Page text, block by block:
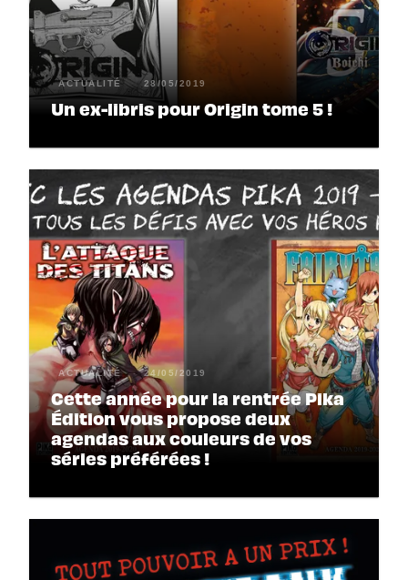
ACTUALITÉ 28/05/2019
Un ex-libris pour Origin tome 5 !
ACTUALITÉ 24/05/2019
Cette année pour la rentrée Pika
Édition vous propose deux
agendas aux couleurs de vos
séries préférées !